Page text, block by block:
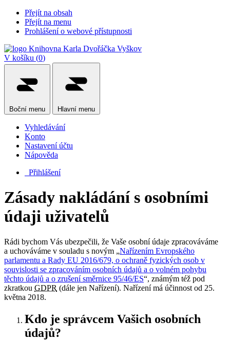
Přejít na obsah
Přejít na menu
Prohlášení o webové přístupnosti
V košíku (0)
Boční menu Hlavní menu
Vyhledávání
Konto
Nastavení účtu
Nápověda
Přihlášení
Zásady nakládání s osobními
údaji uživatelů
Rádi bychom Vás ubezpečili, že Vaše osobní údaje zpracováváme
a uchováváme v souladu s novým „Nařízením Evropského
parlamentu a Rady EU 2016/679, o ochraně fyzických osob v
souvislosti se zpracováním osobních údajů a o volném pohybu
těchto údajů a o zrušení směrnice 95/46/ES“, známým též pod
zkratkou GDPR (dále jen Nařízení). Nařízení má účinnost od 25.
května 2018.
Kdo je správcem Vašich osobních
údajů?